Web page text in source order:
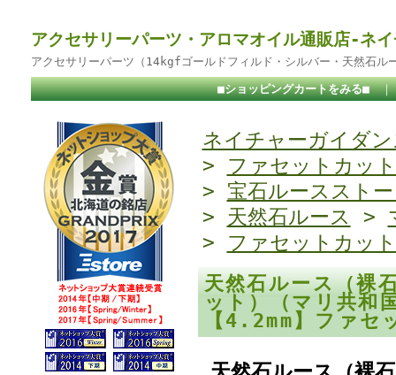
アクセサリーパーツ・アロマオイル通販店-ネ
アクセサリーパーツ（14kgfゴールドフィルド・シルバー・天然石ル
■ショッピングカートをみる■
ネイチャーガイダン
> ファセットカット
> 宝石ルーススト
> 天然石ルース >
> ファセットカット
天然石ルース（裸
ット）（マリ共和
【4.2mm】ファ